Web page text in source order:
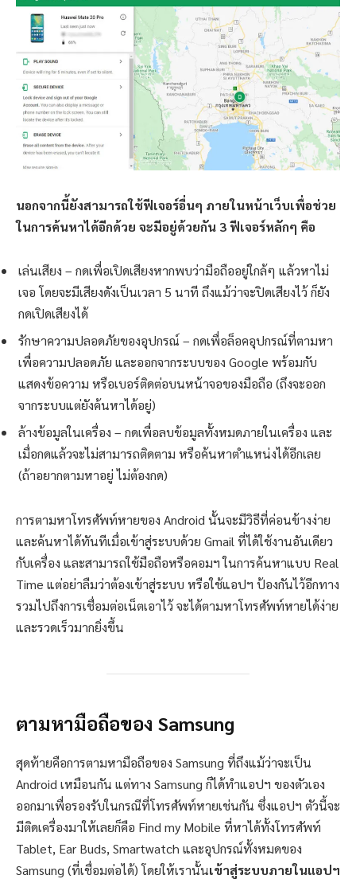
นอกจากนี้ยังสามารถใช้ฟีเจอร์อื่นๆ ภายในหน้าเว็บเพื่อช่วย
ในการค้นหาได้อีกด้วย จะมีอยู่ด้วยกัน 3 ฟีเจอร์หลักๆ คือ
เล่นเสียง – กดเพื่อเปิดเสียงหากพบว่ามือถืออยู่ใกล้ๆ แล้วหาไม่
เจอ โดยจะมีเสียงดังเป็นเวลา 5 นาที ถึงแม้ว่าจะปิดเสียงไว้ ก็ยัง
กดเปิดเสียงได้
รักษาความปลอดภัยของอุปกรณ์ – กดเพื่อล็อคอุปกรณ์ที่ตามหา
เพื่อความปลอดภัย และออกจากระบบของ Google พร้อมกับ
แสดงข้อความ หรือเบอร์ติดต่อบนหน้าจอของมือถือ (ถึงจะออก
จากระบบแต่ยังค้นหาได้อยู่)
ล้างข้อมูลในเครื่อง – กดเพื่อลบข้อมูลทั้งหมดภายในเครื่อง และ
เมื่อกดแล้วจะไม่สามารถติดตาม หรือค้นหาตำแหน่งได้อีกเลย
(ถ้าอยากตามหาอยู่ ไม่ต้องกด)
การตามหาโทรศัพท์หายของ Android นั้นจะมีวิธีที่ค่อนข้างง่าย
และค้นหาได้ทันทีเมื่อเข้าสู่ระบบด้วย Gmail ที่ได้ใช้งานอันเดียว
กับเครื่อง และสามารถใช้มือถือหรือคอมฯ ในการค้นหาแบบ Real
Time แต่อย่าลืมว่าต้องเข้าสู่ระบบ หรือใช้แอปฯ ป้องกันไว้อีกทาง
รวมไปถึงการเชื่อมต่อเน็ตเอาไว้ จะได้ตามหาโทรศัพท์หายได้ง่าย
และรวดเร็วมากยิ่งขึ้น
ตามหามือถือของ Samsung
สุดท้ายคือการตามหามือถือของ Samsung ที่ถึงแม้ว่าจะเป็น
Android เหมือนกัน แต่ทาง Samsung ก็ได้ทำแอปฯ ของตัวเอง
ออกมาเพื่อรองรับในกรณีที่โทรศัพท์หายเช่นกัน ซึ่งแอปฯ ตัวนี้จะ
มีติดเครื่องมาให้เลยก็คือ Find my Mobile ที่หาได้ทั้งโทรศัพท์
Tablet, Ear Buds, Smartwatch และอุปกรณ์ทั้งหมดของ
Samsung (ที่เชื่อมต่อได้) โดยให้เรานั้นเข้าสู่ระบบภายในแอปฯ